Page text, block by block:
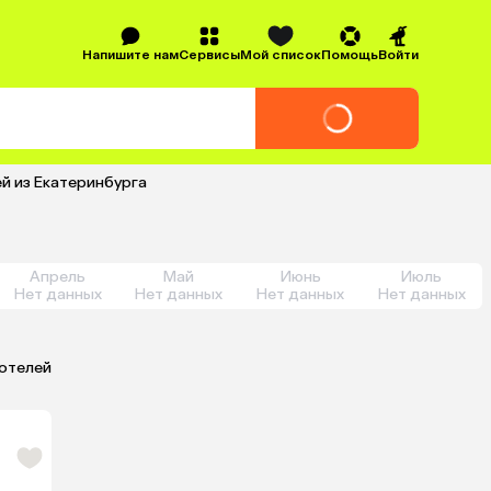
Напишите намСервисыМой списокПомощьВойти
из Екатеринбурга
Апрель
Нет данных
Май
Нет данных
Июнь
Нет данных
Июль
Нет данных